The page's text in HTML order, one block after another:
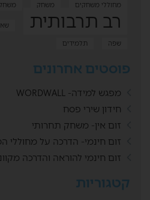
מחוללי משחקים
משחק
רב תרבותית
שפה
תלמידים
פוסטים אחרונים
מפגש למידה- WORDWALL
חידון שירי פסח
זום אין- משחק תחרותי
זום חינמי- הדרכה על מחוללי
זום חינמי להוראה והדרכה
קטגוריות